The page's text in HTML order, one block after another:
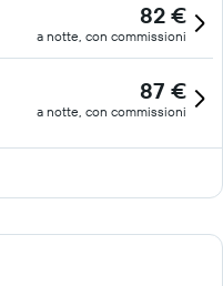
82 €
a notte, con commissioni
87 €
a notte, con commissioni